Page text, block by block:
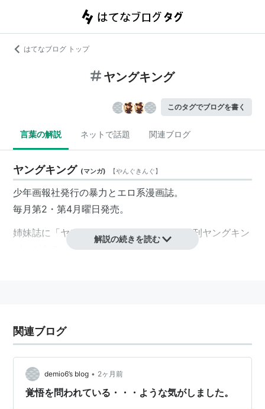
はてなブログ トップ
ヤングキング
このタグでブログを書く
言葉の解説 ネットで話題 関連ブログ
ヤングキング (マンガ) 【やんぐきんぐ】
少年画報社発行の暴力とエロ系漫画誌。
毎月第2・第4月曜日発売。
姉妹誌に「ヤングキングアワーズ」と「月刊ヤングキン
グ」がある。
並木橋通りアオバ自転車店 （宮尾岳）
聖☆高校生 （小池田マヤ）
ギャングキング （柳内大樹）
解説の続きを読む
関連ブログ
demio6’s blog • 2ヶ月前
覚悟を問われている・・・ような気がしました。